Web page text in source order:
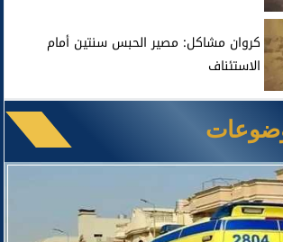
كروان مشاكل: مصير الحبس سنتين أمام
الاستئناف